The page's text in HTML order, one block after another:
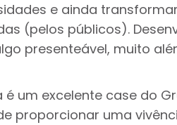
e ainda
(pelos públicos).
presenteável, muito
é um excelente case do
proporcionar uma